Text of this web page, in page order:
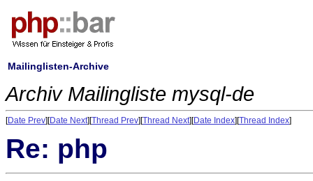
Mailinglisten-Archive
Archiv Mailingliste mysql-de
[Date Prev][Date Next][Thread Prev][Thread Next][Date Index][Thread Index]
Re: php